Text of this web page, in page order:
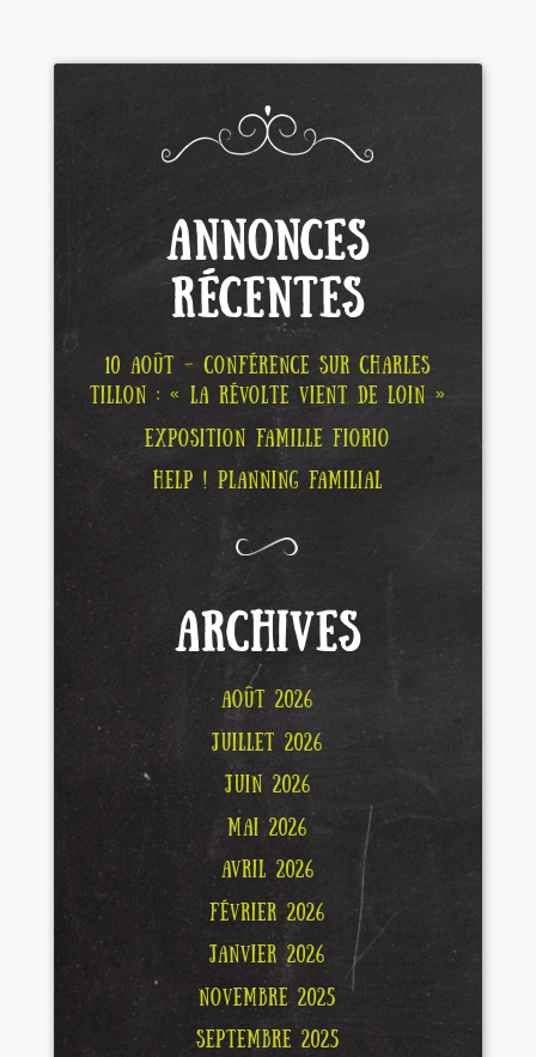
ANNONCES
RÉCENTES
10 AOÛT – CONFÉRENCE SUR CHARLES
TILLON : « LA RÉVOLTE VIENT DE LOIN »
EXPOSITION FAMILLE FIORIO
HELP ! PLANNING FAMILIAL
ARCHIVES
AOÛT 2026
JUILLET 2026
JUIN 2026
MAI 2026
AVRIL 2026
FÉVRIER 2026
JANVIER 2026
NOVEMBRE 2025
SEPTEMBRE 2025